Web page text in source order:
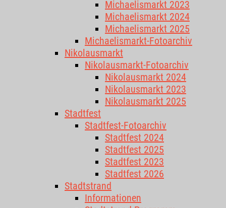
Michaelismarkt 2023
Michaelismarkt 2024
Michaelismarkt 2025
Michaelismarkt-Fotoarchiv
Nikolausmarkt
Nikolausmarkt-Fotoarchiv
Nikolausmarkt 2024
Nikolausmarkt 2023
Nikolausmarkt 2025
Stadtfest
Stadtfest-Fotoarchiv
Stadtfest 2024
Stadtfest 2025
Stadtfest 2023
Stadtfest 2026
Stadtstrand
Informationen